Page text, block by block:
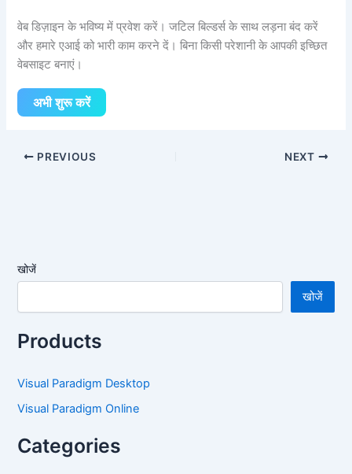
वेब डिज़ाइन के भविष्य में प्रवेश करें। जटिल बिल्डर्स के साथ लड़ना बंद करें
और हमारे एआई को भारी काम करने दें। बिना किसी परेशानी के आपकी इच्छित
वेबसाइट बनाएं।
अभी शुरू करें
PREVIOUS NEXT
खोजें
खोजें
Products
Visual Paradigm Desktop
Visual Paradigm Online
Categories